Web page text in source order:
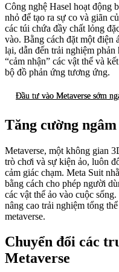
Công nghệ Hasel hoạt động
nhỏ để tạo ra sự co và giãn
các túi chứa đầy chất lỏng
vào. Bằng cách đặt một điện
lại, dẫn đến trải nghiệm
“cảm nhận” các vật thể và
bộ đồ phản ứng tương ứng.
Đầu tư vào Metaverse sớm
Tăng cường
Metaverse, một không gian
trò chơi và sự kiện ảo, luôn
cảm giác chạm. Meta Suit
bằng cách cho phép người
các vật thể ảo vào cuộc
nâng cao trải nghiệm tổng
metaverse.
Chuyển đổi các
Metaverse